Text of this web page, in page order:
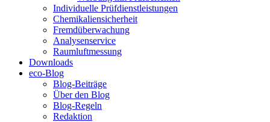
Individuelle Prüfdienstleistungen
Chemikaliensicherheit
Fremdüberwachung
Analysenservice
Raumluftmessung
Downloads
eco-Blog
Blog-Beiträge
Über den Blog
Blog-Regeln
Redaktion